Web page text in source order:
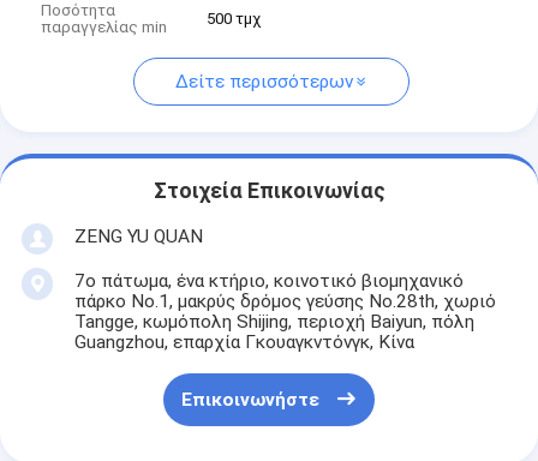
Ποσότητα
παραγγελίας min
500 τμχ
Δείτε περισσότερων
Στοιχεία Επικοινωνίας
ZENG YU QUAN
7ο πάτωμα, ένα κτήριο, κοινοτικό βιομηχανικό
πάρκο No.1, μακρύς δρόμος γεύσης No.28th, χωριό
Tangge, κωμόπολη Shijing, περιοχή Baiyun, πόλη
Guangzhou, επαρχία Γκουαγκντόνγκ, Κίνα
Επικοινωνήστε